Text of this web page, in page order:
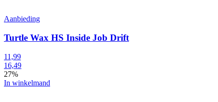
Aanbieding
Turtle Wax HS Inside Job Drift
11,99
16,49
27%
In winkelmand